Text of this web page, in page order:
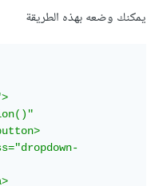
يمكنك وضعه بهذه الطريقة